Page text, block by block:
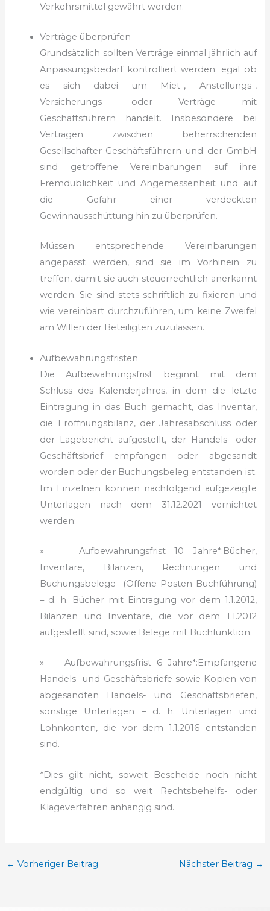
Verkehrsmittel gewährt werden.
Verträge überprüfen
Grundsätzlich sollten Verträge einmal jährlich auf
Anpassungsbedarf kontrolliert werden; egal ob
es sich dabei um Miet-, Anstellungs-,
Versicherungs- oder Verträge mit
Geschäftsführern handelt. Insbesondere bei
Verträgen zwischen beherrschenden
Gesellschafter-Geschäftsführern und der GmbH
sind getroffene Vereinbarungen auf ihre
Fremdüblichkeit und Angemessenheit und auf
die Gefahr einer verdeckten
Gewinnausschüttung hin zu überprüfen.
Müssen entsprechende Vereinbarungen
angepasst werden, sind sie im Vorhinein zu
treffen, damit sie auch steuerrechtlich anerkannt
werden. Sie sind stets schriftlich zu fixieren und
wie vereinbart durchzuführen, um keine Zweifel
am Willen der Beteiligten zuzulassen.
Aufbewahrungsfristen
Die Aufbewahrungsfrist beginnt mit dem
Schluss des Kalenderjahres, in dem die letzte
Eintragung in das Buch gemacht, das Inventar,
die Eröffnungsbilanz, der Jahresabschluss oder
der Lagebericht aufgestellt, der Handels- oder
Geschäftsbrief empfangen oder abgesandt
worden oder der Buchungsbeleg entstanden ist.
Im Einzelnen können nachfolgend aufgezeigte
Unterlagen nach dem 31.12.2021 vernichtet
werden:
» Aufbewahrungsfrist 10 Jahre*:Bücher,
Inventare, Bilan­zen, Rechnungen und
Buchungsbelege (Offene-Pos­ten-Buchführung)
– d. h. Bücher mit Eintragung vor dem 1.1.2012,
Bilanzen und Inventare, die vor dem 1.1.2012
aufgestellt sind, sowie Belege mit Buchfunktion.
» Aufbewahrungsfrist 6 Jahre*:Empfangene
Handels- und Geschäftsbriefe sowie Kopien von
abgesandten Handels- und Geschäftsbriefen,
sonstige Unterlagen – d. h. Unterlagen und
Lohnkonten, die vor dem 1.1.2016 entstanden
sind.
*Dies gilt nicht, soweit Bescheide noch nicht
endgültig und so weit Rechtsbehelfs- oder
Klageverfahren anhängig sind.
← Vorheriger Beitrag Nächster Beitrag →